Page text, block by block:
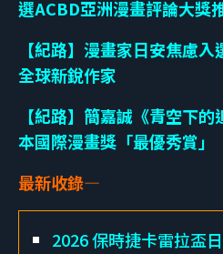
選ACBD亞洲漫畫評論大獎
【紀路】漫畫家日安焦慮
全球新銳作家
【紀路】簡嘉誠《青空下
本國際漫畫獎「最優秀賞」
最新收錄—
2026 保時捷卡雷拉盃